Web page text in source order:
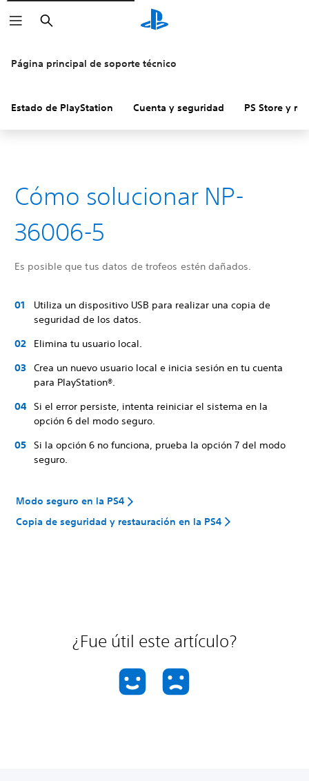
Buscar
Página principal de soporte técnico
Estado de PlayStation Cuenta y seguridad PS Store y
Cómo solucionar NP-
36006-5
Es posible que tus datos de trofeos estén dañados.
Utiliza un dispositivo USB para realizar una copia de
seguridad de los datos.
Elimina tu usuario local.
Crea un nuevo usuario local e inicia sesión en tu cuenta
para PlayStation®.
Si el error persiste, intenta reiniciar el sistema en la
opción 6 del modo seguro.
Si la opción 6 no funciona, prueba la opción 7 del modo
seguro.
Modo seguro en la PS4
Copia de seguridad y restauración en la PS4
¿Fue útil este artículo?